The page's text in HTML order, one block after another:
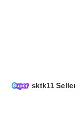
sktk11